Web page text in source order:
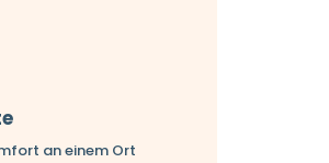
an einem Ort